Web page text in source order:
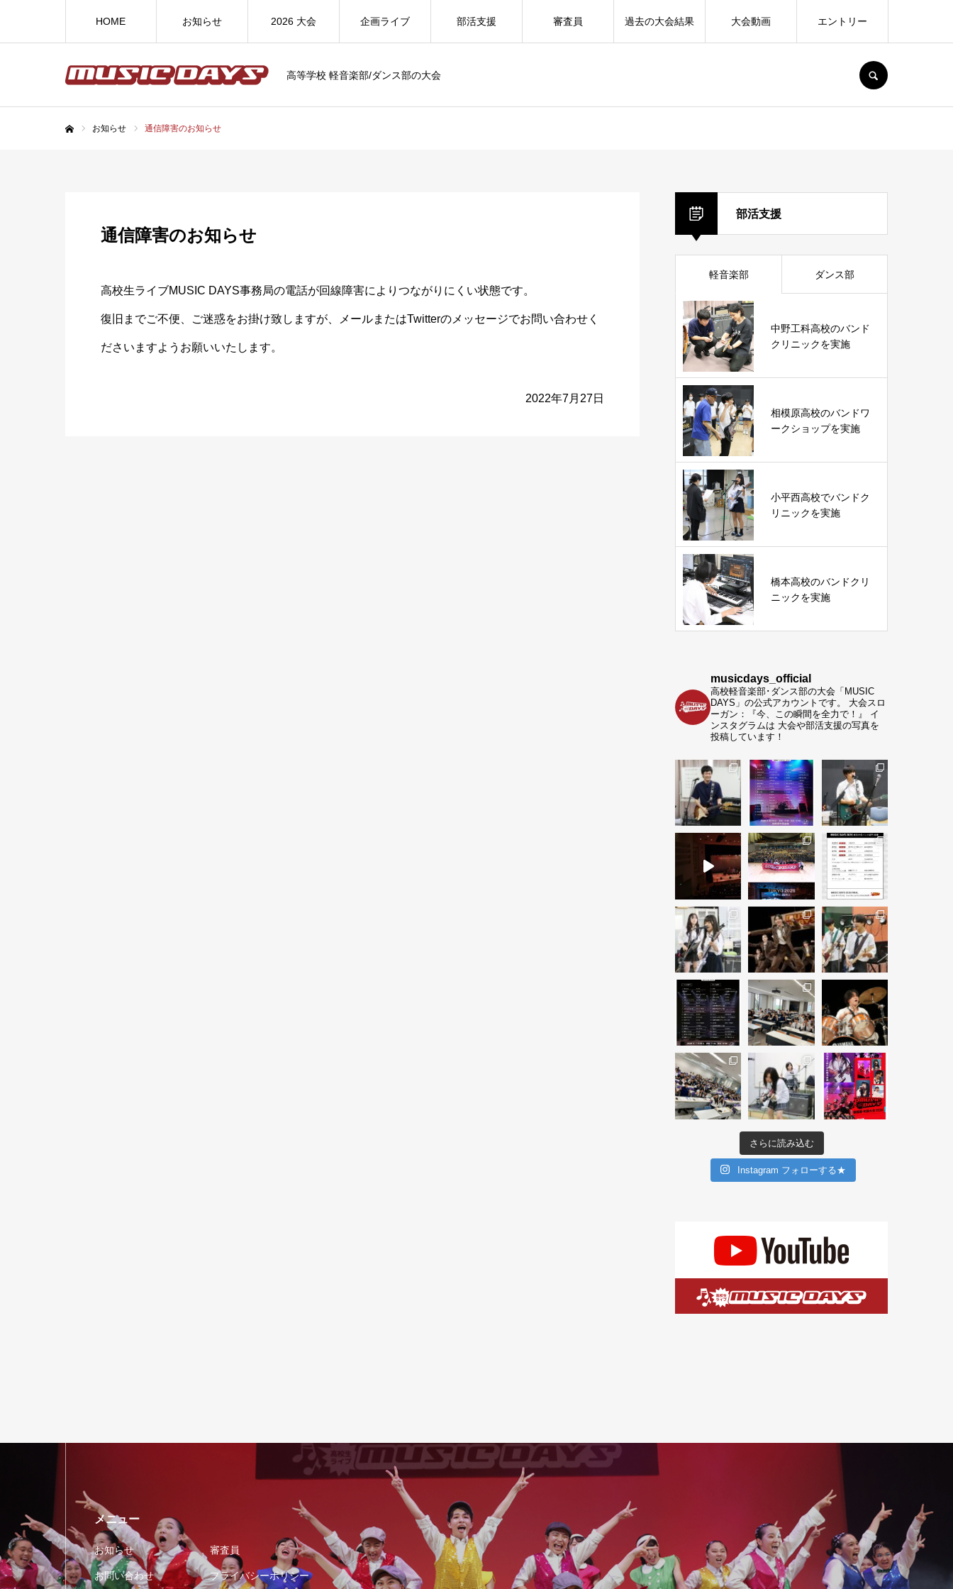
高等学校 軽音楽部/ダンス部の大会
HOME お知らせ 2026 大会 企画ライブ 部活支援 審査員 過去の大会結果 大会動画 エントリー
お知らせ 通信障害のお知らせ
通信障害のお知らせ
高校生ライブMUSIC DAYS事務局の電話が回線障害によりつながりにくい状態です。
復旧までご不便、ご迷惑をお掛け致しますが、メールまたはTwitterのメッセージでお問い合わせく
ださいますようお願いいたします。
2022年7月27日
部活支援
軽音楽部 ダンス部
中野工科高校のバンド
クリニックを実施
相模原高校のバンドワ
ークショップを実施
小平西高校でバンドク
リニックを実施
橋本高校のバンドクリ
ニックを実施
musicdays_official
高校軽音楽部･ダンス部の大会「MUSIC
DAYS」の公式アカウントです。
大会スロ
ーガン：『今、この瞬間を全力で！』
イ
ンスタグラムは 大会や部活支援の写真を
投稿しています！
さらに読み込む
Instagram フォローする★
メニュー
お知らせ 審査員
お問い合わせ プライバシーポリシー